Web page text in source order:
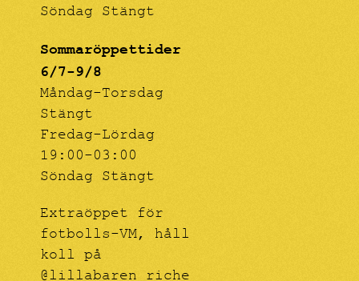
Söndag Stängt
Sommaröppettider
6/7-9/8
Måndag-Torsdag
Stängt
Fredag-Lördag
19:00-03:00
Söndag Stängt
Extraöppet för
fotbolls-VM, håll
koll på